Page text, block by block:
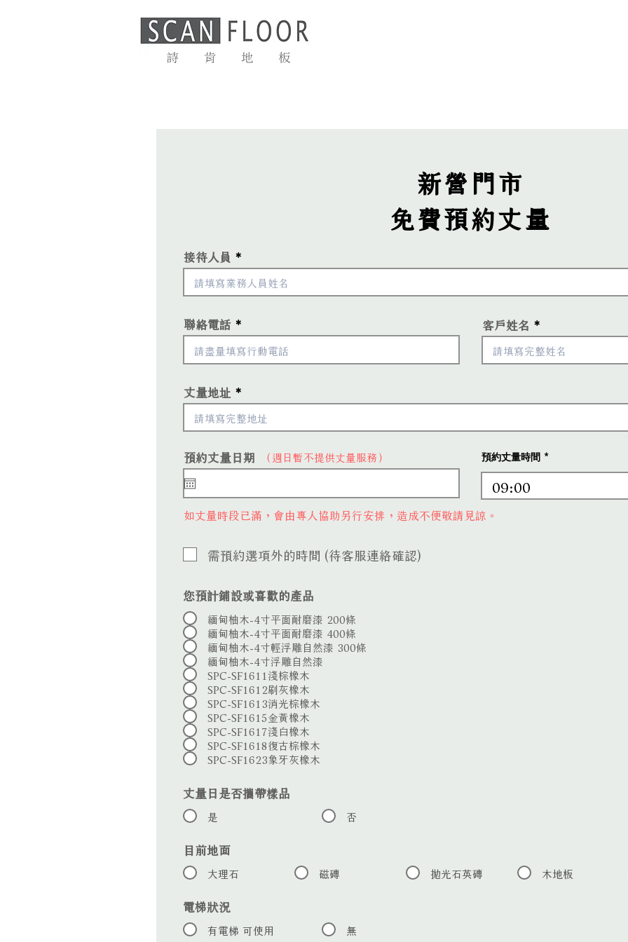
新營門市
免費​預約丈量
接待人員
聯絡電話 客戶姓名
丈量地址
（週日暫不提供丈量服務） 預約丈量時間
09:00
預約丈量日期 r
e
i
r
如丈量時段已滿，會由專人協助另行安排，造成不便敬請見諒。
需預約選項外的時間 (待客服連絡確認)
您預計鋪設或喜歡的產品
緬甸柚木-4寸平面耐磨漆 200條
緬甸柚木-4寸平面耐磨漆 400條
緬甸柚木-4寸輕浮雕自然漆 300條
緬甸柚木-4寸浮雕自然漆
SPC-SF1611淺棕橡木
SPC-SF1612刷灰橡木
SPC-SF1613消光棕橡木
SPC-SF1615金黃橡木
SPC-SF1617淺白橡木
SPC-SF1618復古棕橡木
SPC-SF1623象牙灰橡木
丈量日是否攜帶樣品
是 否
目前地面
大理石 磁磚 拋光石英磚 木地板
電梯狀況
有電梯 可使用 無